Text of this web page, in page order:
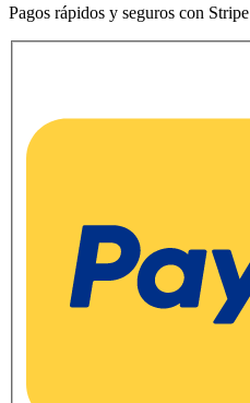
Pagos rápidos y seguros con Stripe